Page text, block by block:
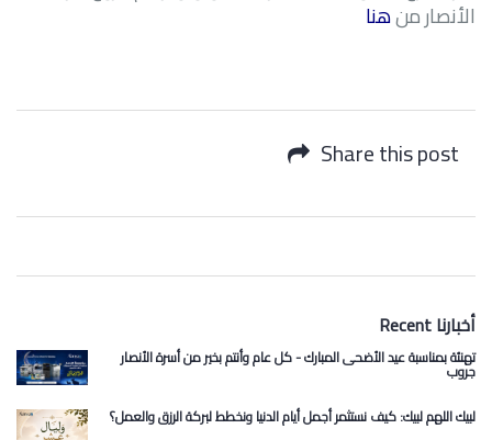
الأنصار منهنا
Share this post
Recent أخبارنا
تهنئة بمناسبة عيد الأضحى المبارك - كل عام وأنتم بخير من أسرة الأنصار
جروب
لبيك اللهم لبيك: كيف نستثمر أجمل أيام الدنيا ونخطط لبركة الرزق والعمل؟